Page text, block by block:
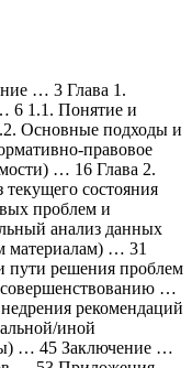
… 3 Глава 1.
6 1.1. Понятие и
Основные подходы и
… 16 Глава 2.
состояния
проблем и
анализ данных
материалам) … 31
пути решения проблем
…
рекомендаций
иной
… 45 Заключение …